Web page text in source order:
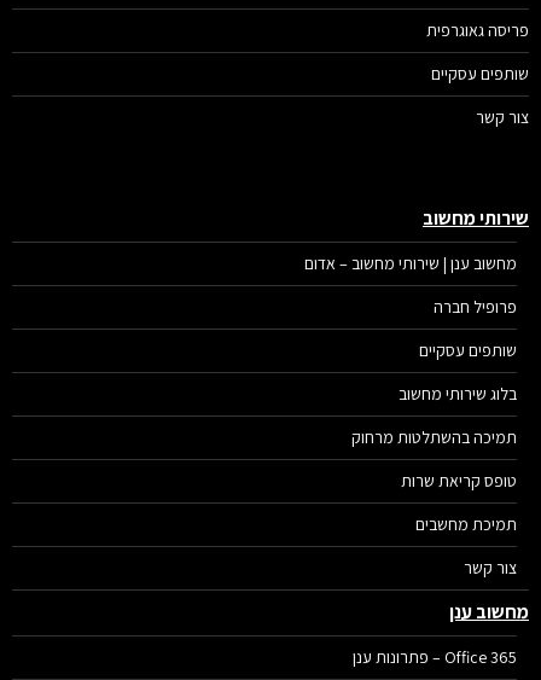
גאוגרפית
עסקיים
קשר
מחשוב
מחשוב ענן | שירותי מחשוב – אדום
פרופיל חברה
שותפים עסקיים
בלוג שירותי מחשוב
תמיכה בהשתלטות מרחוק
טופס קריאת שרות
תמיכת מחשבים
צור קשר
ענן
Office 365 – פתרונות ענן